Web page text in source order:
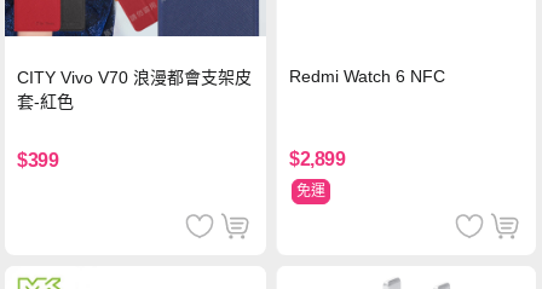
CITY Vivo V70 浪漫都會支架皮
套-紅色
$399
Redmi Watch 6 NFC
$2,899
免運